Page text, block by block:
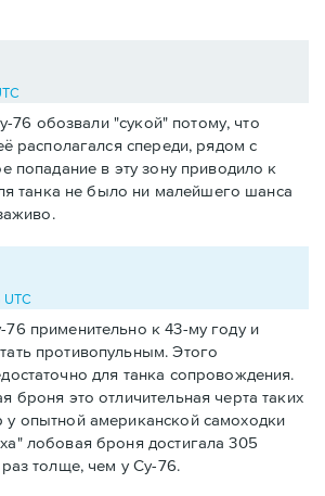
76 обозвали "сукой" потому, что
располагался спереди, рядом с
попадание в эту зону приводило к
танка не было ни малейшего шанса
UTC
применительно к 43-му году и
противопульным. Этого
для танка сопровождения.
броня это отличительная черта таких
опытной американской самоходки
лобовая броня достигала 305
толще, чем у Су-76.